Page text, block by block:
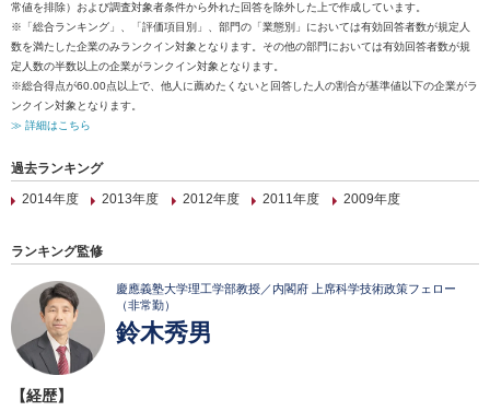
常値を排除）および調査対象者条件から外れた回答を除外した上で作成しています。
※「総合ランキング」、「評価項目別」、部門の「業態別」においては有効回答者数が規定人
数を満たした企業のみランクイン対象となります。その他の部門においては有効回答者数が規
定人数の半数以上の企業がランクイン対象となります。
※総合得点が60.00点以上で、他人に薦めたくないと回答した人の割合が基準値以下の企業がラ
ンクイン対象となります。
≫ 詳細はこちら
過去ランキング
2014年度
2013年度 2012年度 2011年度 2009年度
ランキング監修
慶應義塾大学理工学部教授／内閣府 上席科学技術政策フェロー
（非常勤）
鈴木秀男
【経歴】